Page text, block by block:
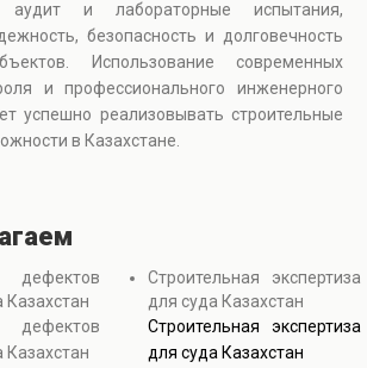
аудит и лабораторные испытания,
безопасность и долговечность
Использование современных
и профессионального инженерного
успешно реализовывать строительные
в Казахстане.
дефектов
Казахстан
дефектов
Казахстан
Строительная экспертиза
для суда Казахстан
Строительная экспертиза
для суда Казахстан